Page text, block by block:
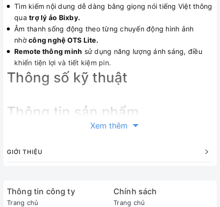
Tìm kiếm nội dung dễ dàng bằng giọng nói tiếng Việt thông
qua trợ lý ảo Bixby.
Âm thanh sống động theo từng chuyển động hình ảnh
nhờ công nghệ OTS Lite.
Remote thông minh sử dụng năng lượng ánh sáng, điều
khiển tiện lợi và tiết kiệm pin.
Thông số kỹ thuật
Thông tin sản phẩm
Smart Tivi QLED
Độ phân giải:
4K (Ultra HD)
Xem thêm
GIỚI THIỆU
Thông tin công ty
Trang chủ
Chính sách
Trang chủ